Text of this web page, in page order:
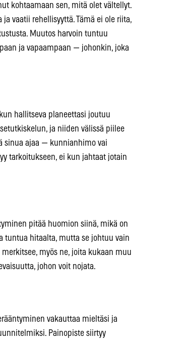
kohtaamaan sen, mitä olet vältellyt.
vaatii rehellisyyttä. Tämä ei ole riita,
Muutos harvoin tuntuu
ja vapaampaan — johonkin, joka
hallitseva planeettasi joutuu
ja niiden välissä piilee
sinua ajaa — kunnianhimo vai
tarkoitukseen, ei kun jahtaat jotain
pitää huomion siinä, mikä on
tuntua hitaalta, mutta se johtuu vain
myös ne, joita kukaan muu
johon voit nojata.
vakauttaa mieltäsi ja
Painopiste siirtyy